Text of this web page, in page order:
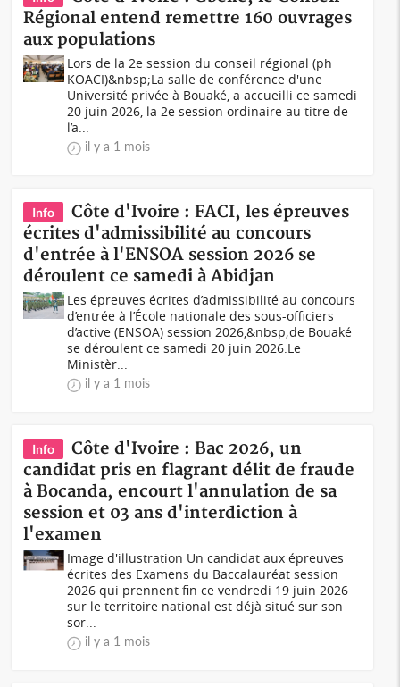
Régional entend remettre 160 ouvrages
aux populations
Lors de la 2e session du conseil régional (ph
KOACI)&nbsp;La salle de conférence d'une
Université privée à Bouaké, a accueilli ce samedi
20 juin 2026, la 2e session ordinaire au titre de
l’a...
il y a 1 mois
Info
Côte d'Ivoire : FACI, les épreuves
écrites d'admissibilité au concours
d'entrée à l'ENSOA session 2026 se
déroulent ce samedi à Abidjan
Les épreuves écrites d’admissibilité au concours
d’entrée à l’École nationale des sous-officiers
d’active (ENSOA) session 2026,&nbsp;de Bouaké
se déroulent ce samedi 20 juin 2026.Le
Ministèr...
il y a 1 mois
Info
Côte d'Ivoire : Bac 2026, un
candidat pris en flagrant délit de fraude
à Bocanda, encourt l'annulation de sa
session et 03 ans d'interdiction à
l'examen
Image d'illustration Un candidat aux épreuves
écrites des Examens du Baccalauréat session
2026 qui prennent fin ce vendredi 19 juin 2026
sur le territoire national est déjà situé sur son
sor...
il y a 1 mois